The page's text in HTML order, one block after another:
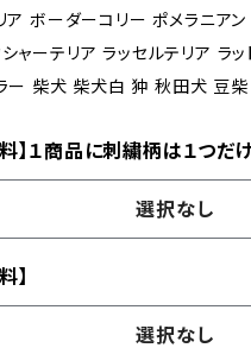
ボーダーコリー ポメラニア
ャーテリア ラッセルテリア ラ
ラー 柴犬 柴犬白 狆 秋田犬
】１商品に刺繍柄は１つだ
選択なし
】
選択なし